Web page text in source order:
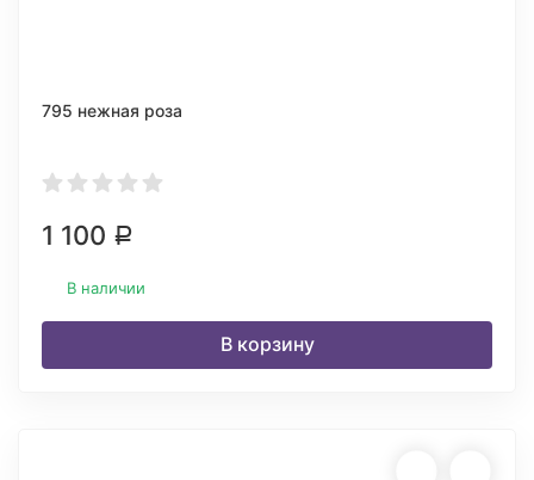
795 нежная роза
1 100 Р
В наличии
В корзину